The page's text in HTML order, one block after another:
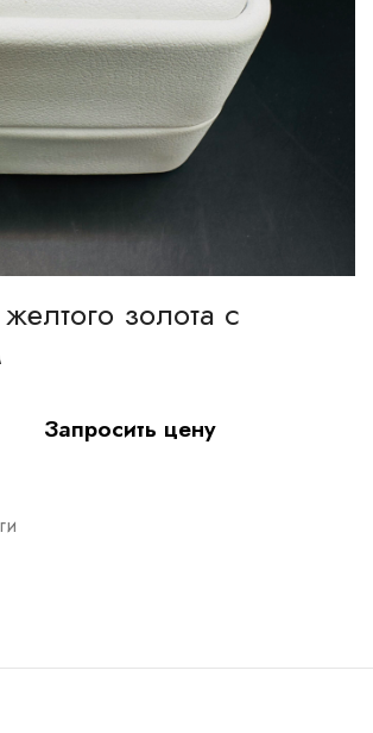
золота с
Запросить цену